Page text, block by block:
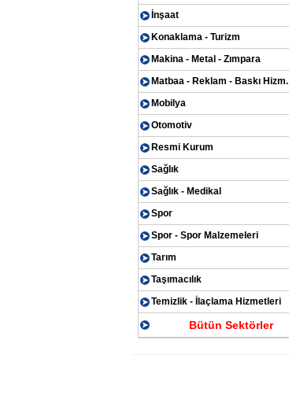
İnşaat
Konaklama - Turizm
Makina - Metal - Zımpara
Matbaa - Reklam - Baskı Hizm.
Mobilya
Otomotiv
Resmi Kurum
Sağlık
Sağlık - Medikal
Spor
Spor - Spor Malzemeleri
Tarım
Taşımacılık
Temizlik - İlaçlama Hizmetleri
Bütün Sektörler